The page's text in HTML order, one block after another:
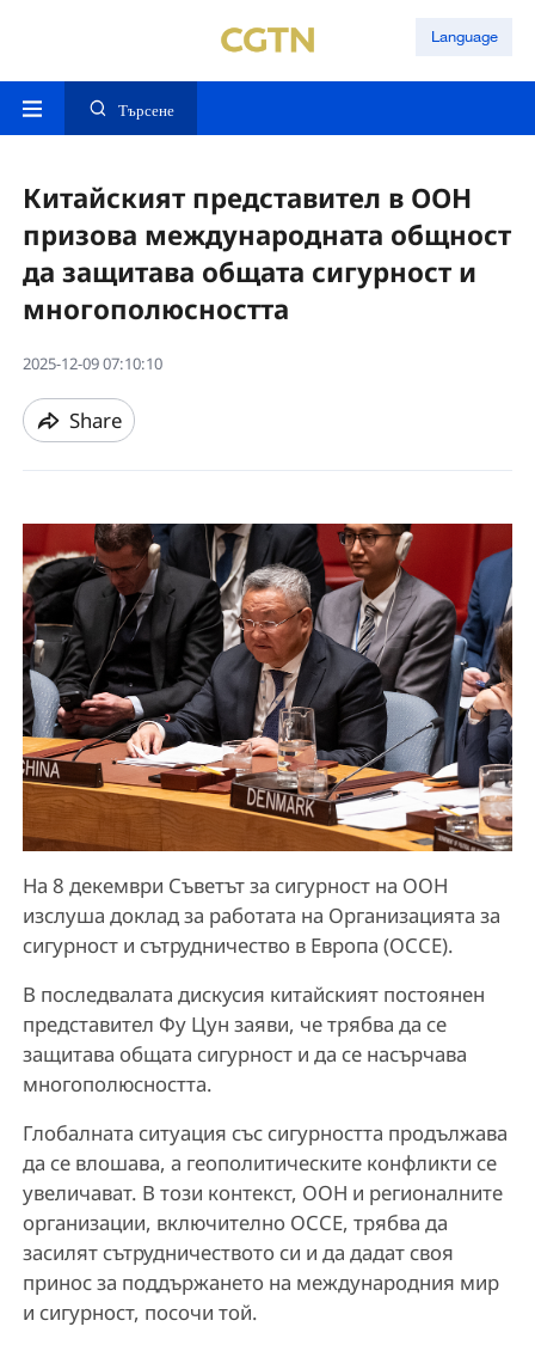
Language
Търсене
Китайският представител в ООН
призова международната общност
да защитава общата сигурност и
многополюсността
2025-12-09 07:10:10
Share
На 8 декември Съветът за сигурност на ООН
изслуша доклад за работата на Организацията за
сигурност и сътрудничество в Европа (ОССЕ).
В последвалата дискусия китайският постоянен
представител Фу Цун заяви, че трябва да се
защитава общата сигурност и да се насърчава
многополюсността.
Глобалната ситуация със сигурността продължава
да се влошава, а геополитическите конфликти се
увеличават. В този контекст, ООН и регионалните
организации, включително ОССЕ, трябва да
засилят сътрудничеството си и да дадат своя
принос за поддържането на международния мир
и сигурност, посочи той.